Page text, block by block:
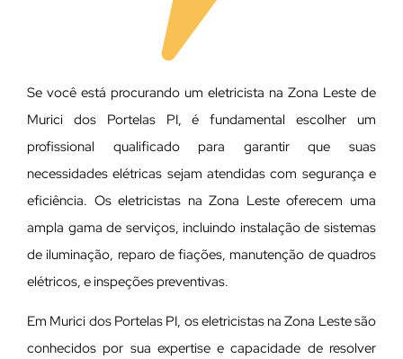
Se você está procurando um eletricista na Zona Leste de
Murici dos Portelas PI, é fundamental escolher um
profissional qualificado para garantir que suas
necessidades elétricas sejam atendidas com segurança e
eficiência. Os eletricistas na Zona Leste oferecem uma
ampla gama de serviços, incluindo instalação de sistemas
de iluminação, reparo de fiações, manutenção de quadros
elétricos, e inspeções preventivas.
Em Murici dos Portelas PI, os eletricistas na Zona Leste são
conhecidos por sua expertise e capacidade de resolver